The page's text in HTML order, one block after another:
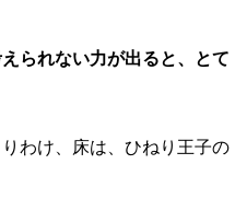
られない力が出ると、とて
わけ、床は、ひねり王子の